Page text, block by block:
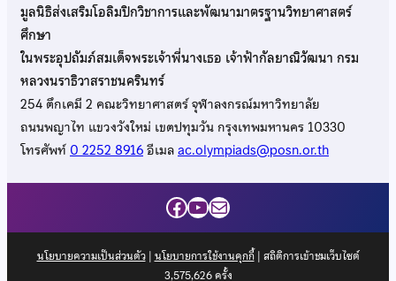
มูลนิธิส่งเสริมโอลิมปิกวิชาการและพัฒนามาตรฐานวิทยาศาสตร์
ศึกษา
ในพระอุปถัมภ์สมเด็จพระเจ้าพี่นางเธอ เจ้าฟ้ากัลยาณิวัฒนา กรม
หลวงนราธิวาสราชนครินทร์
254 ตึกเคมี 2 คณะวิทยาศาสตร์ จุฬาลงกรณ์มหาวิทยาลัย
ถนนพญาไท แขวงวังใหม่ เขตปทุมวัน กรุงเทพมหานคร 10330
โทรศัพท์0 2252 8916อีเมลac.olympiads@posn.or.th
Facebook
YouTube
Mail
นโยบายความเป็นส่วนตัว| นโยบายการใช้งานคุกกี้| สถิติการเข้าชมเว็บไซต์
3,575,626ครั้ง